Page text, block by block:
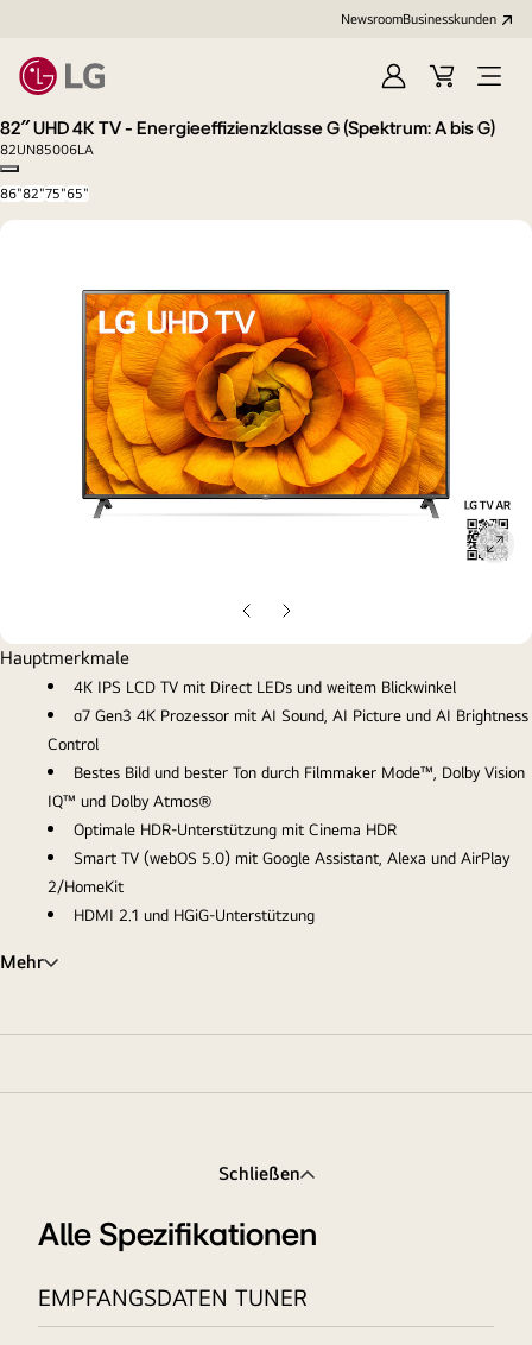
NewsroomBusinesskunden
AnmeldenWarenkorb
Menü
82″ UHD 4K TV - Energieeffizienzklasse G (Spektrum: A bis G)
82UN85006LA
Copy model name
86"82"75"65"
open
Vorherige
Folie
Nächste
Folie
Hauptmerkmale
4K IPS LCD TV mit Direct LEDs und weitem Blickwinkel
α7 Gen3 4K Prozessor mit AI Sound, AI Picture und AI Brightness
Control
Bestes Bild und bester Ton durch Filmmaker Mode™, Dolby Vision
IQ™ und Dolby Atmos®
Optimale HDR-Unterstützung mit Cinema HDR
Smart TV (webOS 5.0) mit Google Assistant, Alexa und AirPlay
2/HomeKit
HDMI 2.1 und HGiG-Unterstützung
Mehr
Schließen
Alle Spezifikationen
EMPFANGSDATEN TUNER